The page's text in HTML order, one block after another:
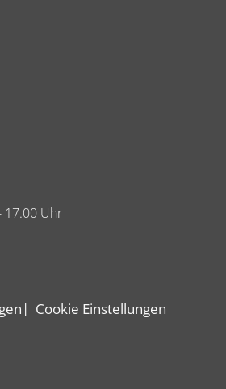
17.00 Uhr
Cookie Einstellungen